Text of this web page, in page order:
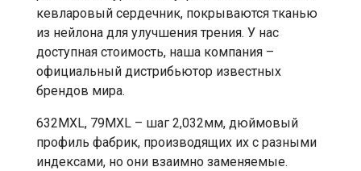
кевларовый сердечник, покрываются тканью
из нейлона для улучшения трения. У нас
доступная стоимость, наша компания –
официальный дистрибьютор известных
брендов мира.
632MXL, 79MXL – шаг 2,032мм, дюймовый
профиль фабрик, производящих их с разными
индексами, но они взаимно заменяемые.